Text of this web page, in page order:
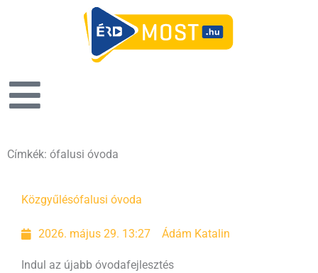
Címkék: ófalusi óvoda
Közgyűlésófalusi óvoda
2026. május 29. 13:27 Ádám Katalin
Indul az újabb óvodafejlesztés